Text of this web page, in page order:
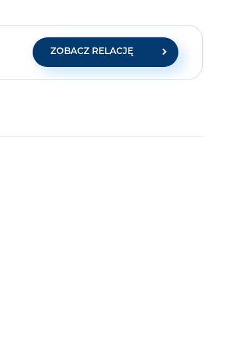
ZOBACZ RELACJĘ